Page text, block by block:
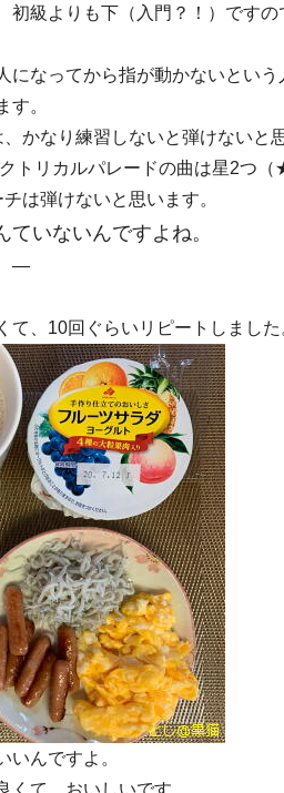
初級よりも下（入門？！）です
になってから指が動かないと
す。
なり練習しないと弾けないと思
トリカルパレードの曲は星2つ
弾けないと思います。
いないんですよね。
―
、10回ぐらいリピートしました
いんですよ。
て、おいしいです。